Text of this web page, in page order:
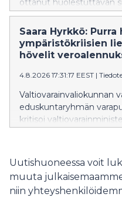
ottanut huolestuttavan
suunnittelemat
uudistuksia, vaan ne
joka vie Suomea askel
korkeakoulutuksen
säilyy maksuttomana
hallitus valmistelee
kokonaisen tutkinnon
avoimessa
Saara Hyrkkö:
ympäristökriisien
hövelit
4.8.2026 17:31:17 EEST |
Valtiovarainvaliokunnan
eduskuntaryhmän
kritisoi
ympäristökriisien
Uutishuoneessa voit
muuta
niin